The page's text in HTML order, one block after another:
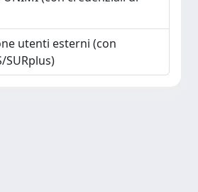
utenti esterni (con
SURplus)